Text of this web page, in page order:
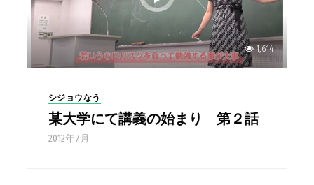
1,614
シジョウなう
某大学にて講義の始まり 第２話
2012年7月